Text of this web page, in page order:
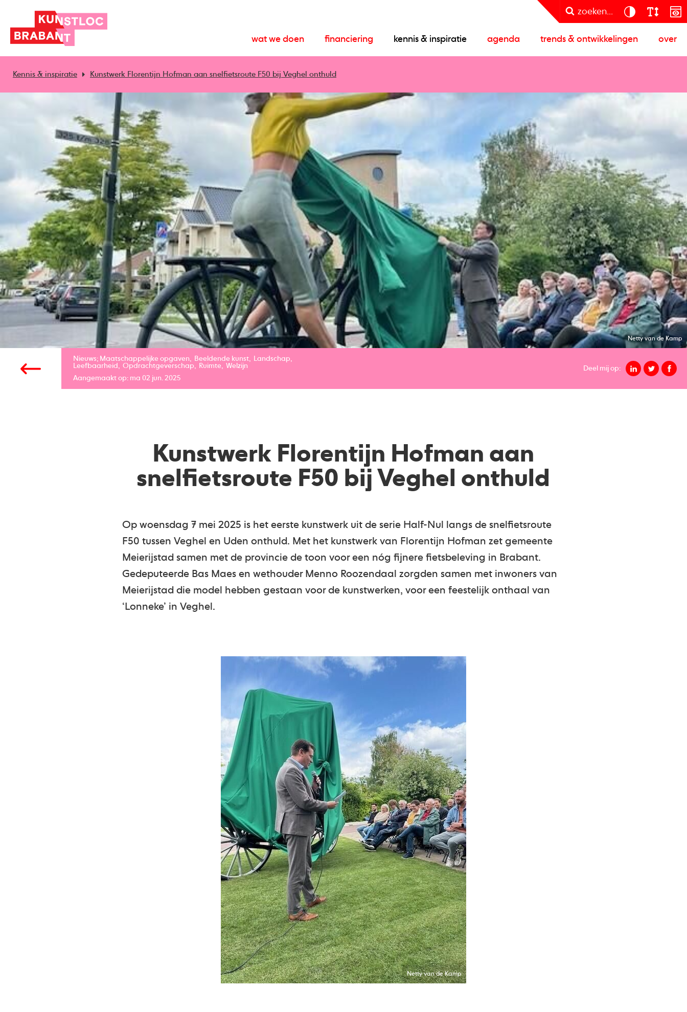
zoeken...
wat we doen financiering kennis & inspiratie agenda trends & ontwikkelingen over
Kennis & inspiratie Kunstwerk Florentijn Hofman aan snelfietsroute F50 bij Veghel onthuld
Netty van de Kamp
Nieuws; Maatschappelijke opgaven Beeldende kunst
Landschap
Leefbaarheid
Opdrachtgeverschap Ruimte
Welzijn
Aangemaakt op: ma 02 jun. 2025
Deel mij op:
Kunstwerk Florentijn Hofman aan
snelfietsroute F50 bij Veghel onthuld
Op woensdag 7 mei 2025 is het eerste kunstwerk uit de serie Half-Nul langs de snelfietsroute
F50 tussen Veghel en Uden onthuld. Met het kunstwerk van Florentijn Hofman zet gemeente
Meierijstad samen met de provincie de toon voor een nóg fijnere fietsbeleving in Brabant.
Gedeputeerde Bas Maes en wethouder Menno Roozendaal zorgden samen met inwoners van
Meierijstad die model hebben gestaan voor de kunstwerken, voor een feestelijk onthaal van
‘Lonneke’ in Veghel.
Netty van de Kamp